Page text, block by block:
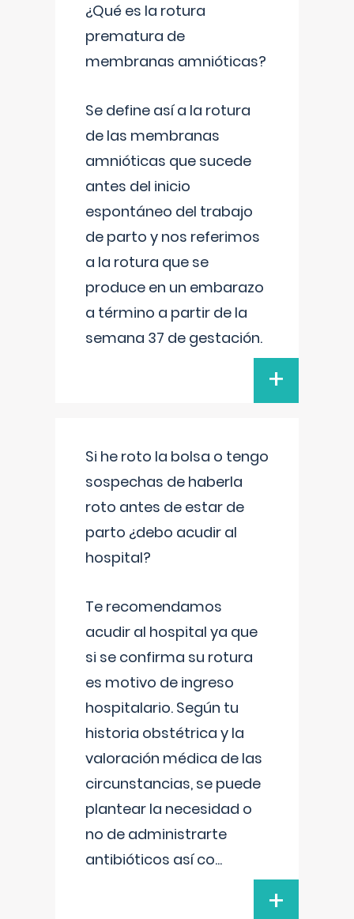
¿Qué es la rotura
prematura de
membranas amnióticas?
Se define así a la rotura
de las membranas
amnióticas que sucede
antes del inicio
espontáneo del trabajo
de parto y nos referimos
a la rotura que se
produce en un embarazo
a término a partir de la
semana 37 de gestación.
+
Si he roto la bolsa o tengo
sospechas de haberla
roto antes de estar de
parto ¿debo acudir al
hospital?
Te recomendamos
acudir al hospital ya que
si se confirma su rotura
es motivo de ingreso
hospitalario. Según tu
historia obstétrica y la
valoración médica de las
circunstancias, se puede
plantear la necesidad o
no de administrarte
antibióticos así co...
+